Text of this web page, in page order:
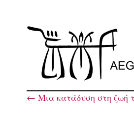
← Μια κατάδυση στη ζωή